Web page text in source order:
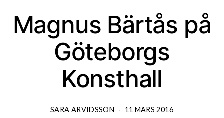
Magnus Bärtås på
Göteborgs
Konsthall
SARA ARVIDSSON 11 MARS 2016